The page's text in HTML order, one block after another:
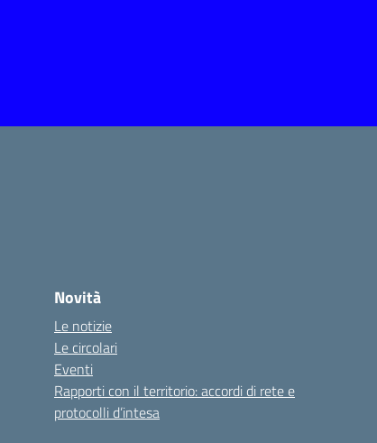
Novità
Le notizie
Le circolari
Eventi
Rapporti con il territorio: accordi di rete e
protocolli d’intesa